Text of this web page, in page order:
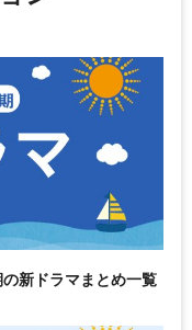
新ドラマまとめ一覧